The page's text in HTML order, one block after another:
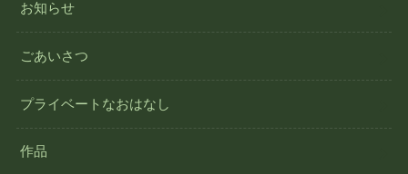
お知らせ
ごあいさつ
プライベートなおはなし
作品